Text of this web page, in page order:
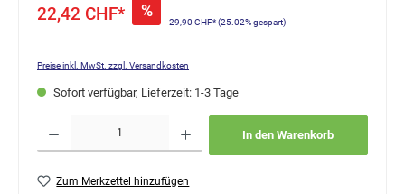
22,42 CHF* %
29,90 CHF*(25.02% gespart)
Preise inkl. MwSt. zzgl. Versandkosten
Sofort verfügbar, Lieferzeit: 1-3 Tage
In den Warenkorb
Zum Merkzettel hinzufügen